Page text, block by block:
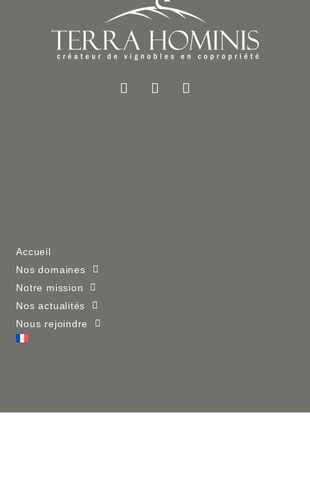
Accueil
Nos domaines
Notre mission
Nos actualités
Nous rejoindre